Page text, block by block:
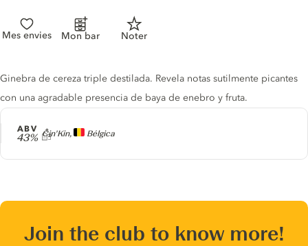
Mes envies Mon bar Noter
Producer
Cin'Kin, Bélgica
ABV
43%
Gin description
Ginebra de cereza triple destilada. Revela notas sutilmente picantes
con una agradable presencia de baya de enebro y fruta.
Join the club to know more!